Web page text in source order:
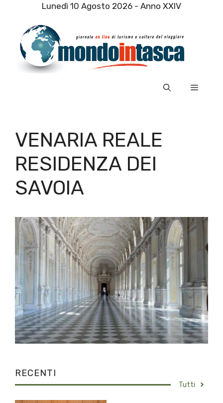
contenuto
Lunedì 10 Agosto 2026 - Anno XXIV
Menu
VENARIA REALE
RESIDENZA DEI
SAVOIA
RECENTI
Tutti